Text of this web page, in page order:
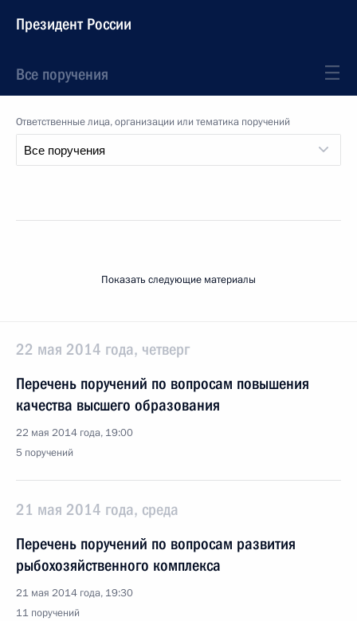
Президент России
Все поручения
Ответственные лица, организации или тематика поручений
Показать следующие материалы
22 мая 2014 года, четверг
Перечень поручений по вопросам повышения
качества высшего образования
22 мая 2014 года, 19:00
5 поручений
21 мая 2014 года, среда
Перечень поручений по вопросам развития
рыбохозяйственного комплекса
21 мая 2014 года, 19:30
11 поручений